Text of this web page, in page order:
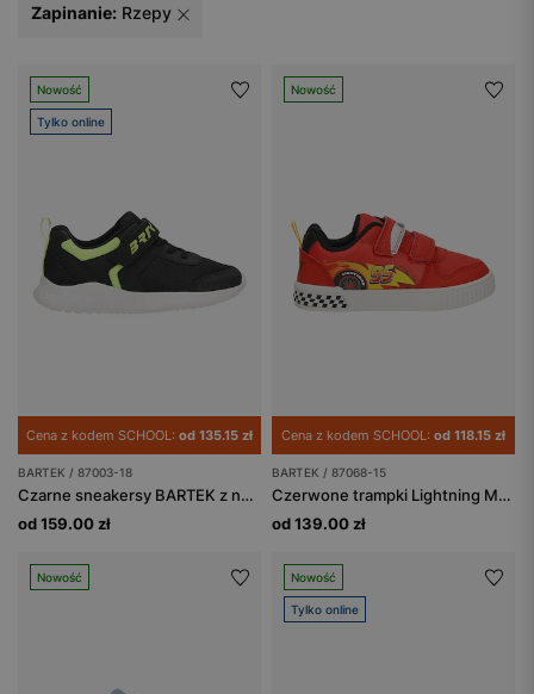
Zapinanie: Rzepy
Nowość
Tylko online
Cena z kodem SCHOOL: od 135.15 zł
BARTEK / 87003-18
Czarne sneakersy BARTEK z neonowymi zielonymi wstawkami 87003-18
od 159.00 zł
Nowość
Cena z kodem SCHOOL: od 118.15 zł
BARTEK / 87068-15
Czerwone trampki Lightning McQueen BARTEK 87068-15
od 139.00 zł
Nowość Nowość
Tylko online